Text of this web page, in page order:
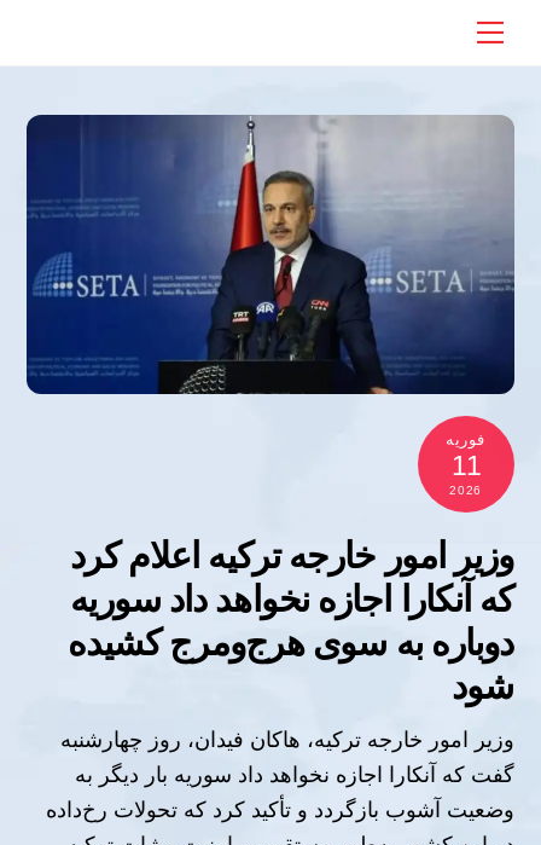
Skip
Menu
فوریه
11
2026
وزیر امور خارجه ترکیه اعلام کرد
که آنکارا اجازه نخواهد داد سوریه
دوباره به سوی هرج‌ومرج کشیده
شود
وزیر امور خارجه ترکیه، هاکان فیدان، روز چهارشنبه
گفت که آنکارا اجازه نخواهد داد سوریه بار دیگر به
وضعیت آشوب بازگردد و تأکید کرد که تحولات رخ‌داده